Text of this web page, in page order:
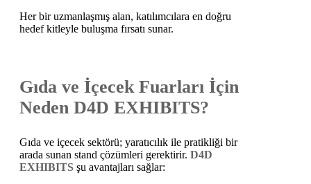
Her bir uzmanlaşmış alan, katılımcılara en doğru
hedef kitleyle buluşma fırsatı sunar.
Gıda ve İçecek Fuarları İçin
Neden D4D EXHIBITS?
Gıda ve içecek sektörü; yaratıcılık ile pratikliği bir
arada sunan stand çözümleri gerektirir. D4D
EXHIBITS şu avantajları sağlar: